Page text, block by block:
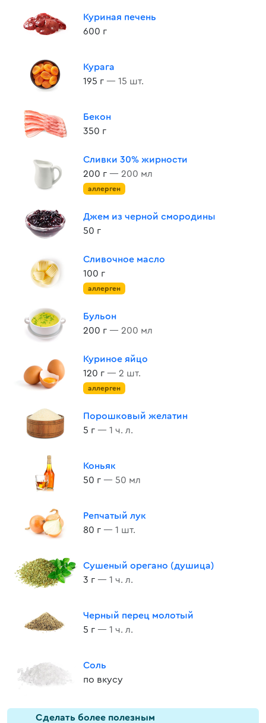
Куриная печень
600 г
Курага
195 г — 15 шт.
Бекон
350 г
Сливки 30% жирности
200 г — 200 мл
аллерген
Джем из черной смородины
50 г
Сливочное масло
100 г
аллерген
Бульон
200 г — 200 мл
Куриное яйцо
120 г — 2 шт.
аллерген
Порошковый желатин
5 г — 1 ч. л.
Коньяк
50 г — 50 мл
Репчатый лук
80 г — 1 шт.
Сушеный орегано (душица)
3 г — 1 ч. л.
Черный перец молотый
5 г — 1 ч. л.
Соль
по вкусу
Cделать более полезным